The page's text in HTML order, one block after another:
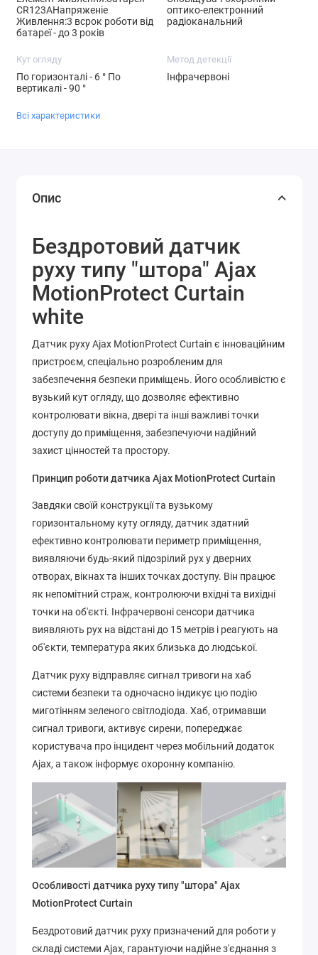
CR123AНапряженіе
Живлення:3 всрок роботи від
батареї - до 3 років
оптико-електронний
радіоканальний
Кут огляду
По горизонталі - 6 ° По
вертикалі - 90 °
Метод детекції
Інфрачервоні
Всі характеристики
Опис
Бездротовий датчик
руху типу "штора" Ajax
MotionProtect Curtain
white
Датчик руху Ajax MotionProtect Curtain є інноваційним
пристроєм, спеціально розробленим для
забезпечення безпеки приміщень. Його особливістю є
вузький кут огляду, що дозволяє ефективно
контролювати вікна, двері та інші важливі точки
доступу до приміщення, забезпечуючи надійний
захист цінностей та простору.
Принцип роботи датчика Ajax MotionProtect Curtain
Завдяки своїй конструкції та вузькому
горизонтальному куту огляду, датчик здатний
ефективно контролювати периметр приміщення,
виявляючи будь-який підозрілий рух у дверних
отворах, вікнах та інших точках доступу. Він працює
як непомітний страж, контролюючи вхідні та вихідні
точки на об'єкті. Інфрачервоні сенсори датчика
виявляють рух на відстані до 15 метрів і реагують на
об'єкти, температура яких близька до людської.
Датчик руху відправляє сигнал тривоги на хаб
системи безпеки та одночасно індикує цю подію
миготінням зеленого світлодіода. Хаб, отримавши
сигнал тривоги, активує сирени, попереджає
користувача про інцидент через мобільний додаток
Ajax, а також інформує охоронну компанію.
Особливості датчика руху типу "штора" Ajax
MotionProtect Curtain
Бездротовий датчик руху призначений для роботи у
складі системи Ajax, гарантуючи надійне з'єднання з